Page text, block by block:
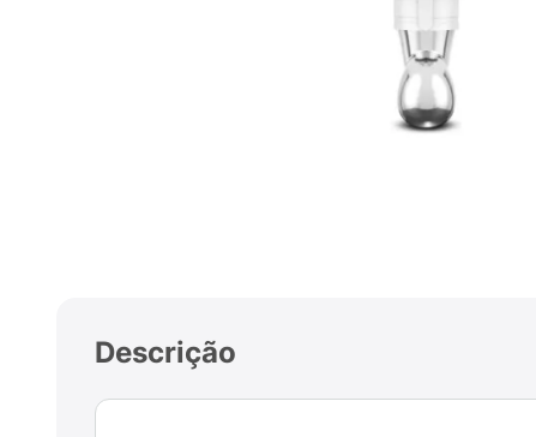
Descrição